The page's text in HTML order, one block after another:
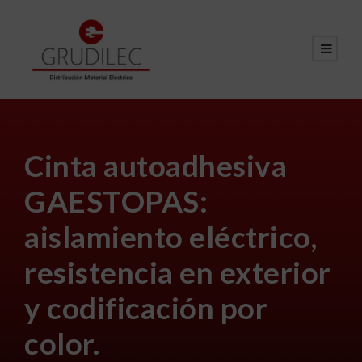
Cinta autoadhesiva
GAESTOPAS:
aislamiento eléctrico,
resistencia en exterior
y codificación por
color.